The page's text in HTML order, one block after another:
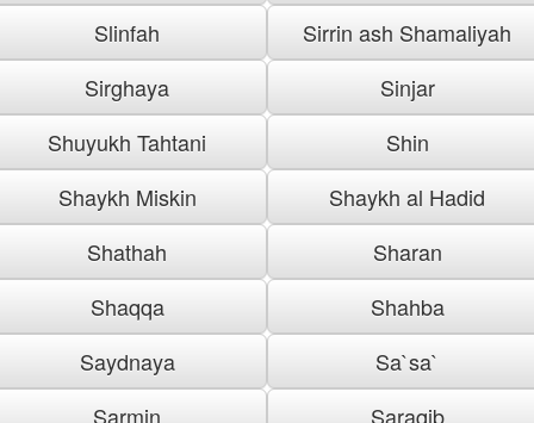
Slinfah
Sirrin ash Shamaliyah
Sirghaya
Sinjar
Shuyukh Tahtani
Shin
Shaykh Miskin
Shaykh al Hadid
Shathah
Sharan
Shaqqa
Shahba
Saydnaya
Sa`sa`
Sarmin
Saraqib